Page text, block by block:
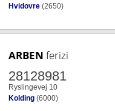
Hvidovre (2650)
ARBEN ferizi
28128981
Ryslingevej 10
Kolding (6000)